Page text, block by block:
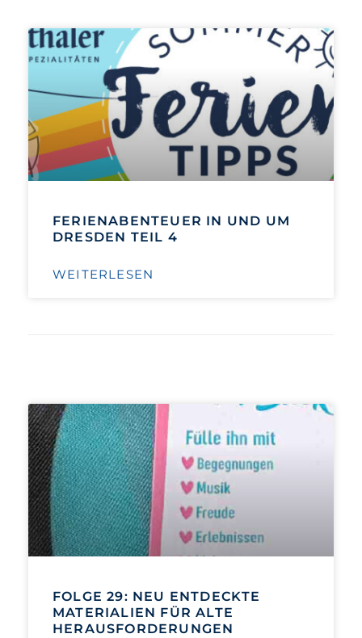
FERIENABENTEUER IN UND UM
DRESDEN TEIL 4
WEITERLESEN
FOLGE 29: NEU ENTDECKTE
MATERIALIEN FÜR ALTE
HERAUSFORDERUNGEN